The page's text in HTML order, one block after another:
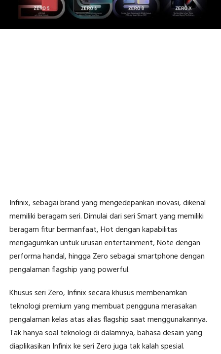
Infinix, sebagai brand yang mengedepankan inovasi, dikenal
memiliki beragam seri. Dimulai dari seri Smart yang memiliki
beragam fitur bermanfaat, Hot dengan kapabilitas
mengagumkan untuk urusan entertainment, Note dengan
performa handal, hingga Zero sebagai smartphone dengan
pengalaman flagship yang powerful.
Khusus seri Zero, Infinix secara khusus membenamkan
teknologi premium yang membuat pengguna merasakan
pengalaman kelas atas alias flagship saat menggunakannya.
Tak hanya soal teknologi di dalamnya, bahasa desain yang
diaplikasikan Infinix ke seri Zero juga tak kalah spesial.